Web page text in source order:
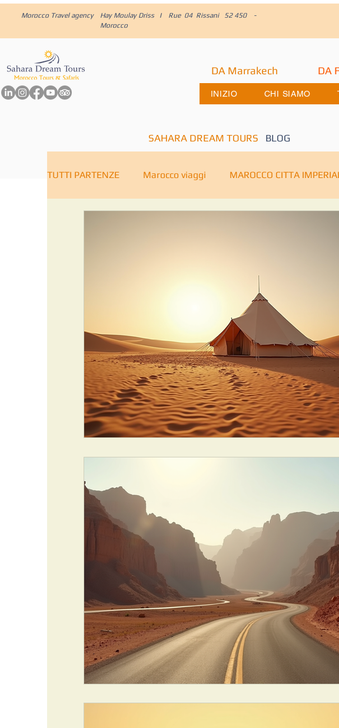
Morocco Travel agency
Hay Moulay Driss I Rue 04 Rissani 52 450 -
Morocco
DA Marrakech DA
INIZIO CHI SIAMO
SAHARA DREAM TOURS BLOG
TUTTI PARTENZE Marocco viaggi MAROCCO CITTA
TENDA DE LUSSO ESCURSIONE
ASSICURAZIONE DI VIAGGIO